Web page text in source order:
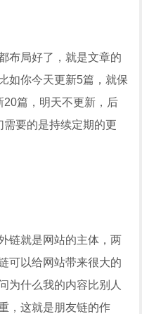
布局好了，就是文章的
如你今天更新5篇，就保
篇，明天不更新，后
要的是持续定期的更
链就是网站的主体，两
可以给网站带来很大的
为什么我的内容比别人
，这就是朋友链的作